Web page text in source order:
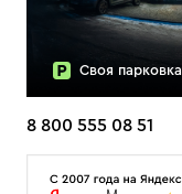
Своя парковка
8 800 555 08 51